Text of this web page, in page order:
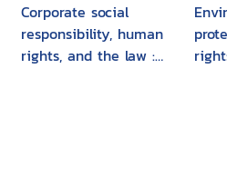
Corporate social
responsibility, human
rights, and the law :